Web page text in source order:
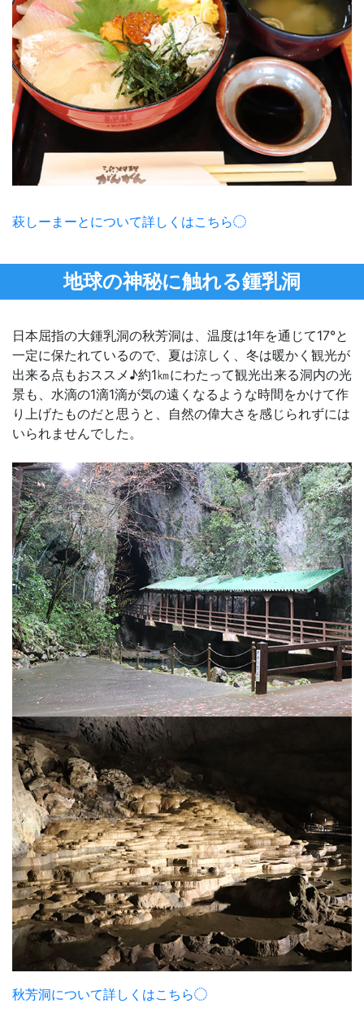
萩しーまーとについて詳しくはこちら
地球の神秘に触れる鍾乳洞
日本屈指の大鍾乳洞の秋芳洞は、温度は1年を通じて17°と
一定に保たれているので、夏は涼しく、冬は暖かく観光が
出来る点もおススメ♪約1㎞にわたって観光出来る洞内の光
景も、水滴の1滴1滴が気の遠くなるような時間をかけて作
り上げたものだと思うと、自然の偉大さを感じられずには
いられませんでした。
秋芳洞について詳しくはこちら